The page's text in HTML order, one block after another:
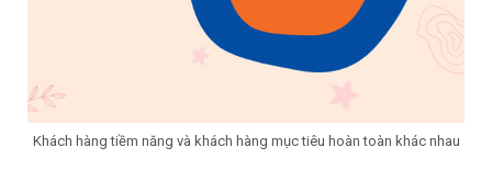
Khách hàng tiềm năng và khách hàng mục tiêu hoàn toàn khác nhau